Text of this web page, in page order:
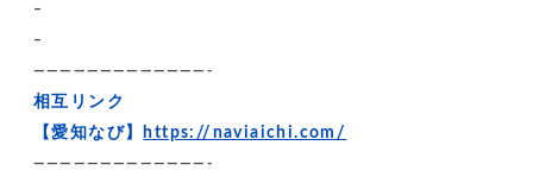
–
–
—————————————-
相互リンク
【愛知なび】
https://naviaichi.com/
—————————————-